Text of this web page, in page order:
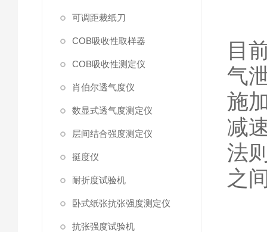
可调距裁纸刀
COB吸收性取样器
COB吸收性测定仪
肖伯尔透气度仪
数显式透气度测定仪
层间结合强度测定仪
挺度仪
耐折度试验机
卧式纸张抗张强度测定仪
抗张强度试验机
目
气
施
减
法
之